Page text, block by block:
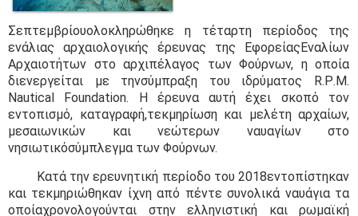
Σεπτεμβρίουολοκληρώθηκε η τέταρτη περίοδος της
ενάλιας αρχαιολογικής έρευνας της ΕφορείαςΕναλίων
Αρχαιοτήτων στο αρχιπέλαγος των Φούρνων, η οποία
διενεργείται με τηνσύμπραξη του ιδρύματος
R. P. M.
Nautical
Foundation. Η έρευνα αυτή έχει σκοπό τον
εντοπισμό, καταγραφή,τεκμηρίωση και μελέτη αρχαίων,
μεσαιωνικών και νεώτερων ναυαγίων στο
νησιωτικόσύμπλεγμα των Φούρνων.
Κατά την ερευνητική περίοδο του 2018εντοπίστηκαν
και τεκμηριώθηκαν ίχνη από πέντε συνολικά ναυάγια τα
οποίαχρονολογούνται στην ελληνιστική και ρωμαϊκή